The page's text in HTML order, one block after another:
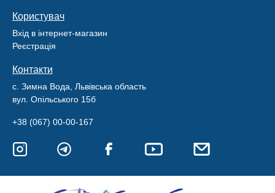
Користувач
Вхід в інтернет-магазин
Реєстрація
Контакти
с. Зимна Вода, Львівська область
вул. Опільського 15б
+38 (067) 00-00-167